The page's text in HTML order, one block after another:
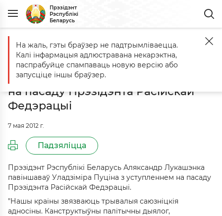
Прэзідэнт
Рэспублікі
Беларусь
Галоўная Падзеі Аляксандр Лукашэнка павіншаваў Уладзіміра
Аляксандр Лукашэнка павіншаваў
Уладзіміра Пуціна з уступленнем
на пасаду Прэзідэнта Расійскай
Федэрацыі
7 мая 2012 г.
Падзяліцца
Прэзідэнт Рэспублікі Беларусь Аляксандр Лукашэнка
павіншаваў Уладзіміра Пуціна з уступленнем на пасаду
Прэзідэнта Расійскай Федэрацыі.
"Нашы краіны звязваюць трывалыя саюзніцкія
адносіны. Канструктыўны палітычны дыялог,
На жаль, гэты браўзер не падтрымліваецца.
Калі інфармацыя адлюстравана некарэктна,
паспрабуйце спампаваць новую версію або
запусціце іншы браўзер.